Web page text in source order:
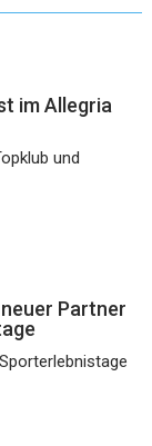
im Allegria
und
Partner